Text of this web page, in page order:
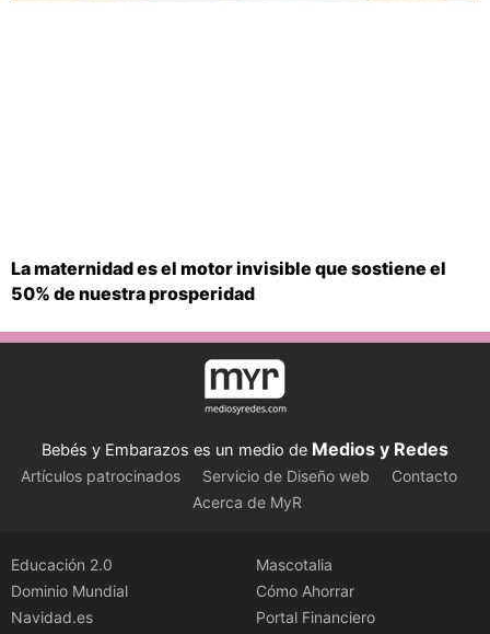
La maternidad es el motor invisible que sostiene el
50% de nuestra prosperidad
Bebés y Embarazos es un medio de Medios y Redes
Artículos patrocinados Servicio de Diseño web
Contacto
Acerca de MyR
Educación 2.0
Dominio Mundial
Navidad.es
Mascotalia
Cómo Ahorrar
Portal Financiero